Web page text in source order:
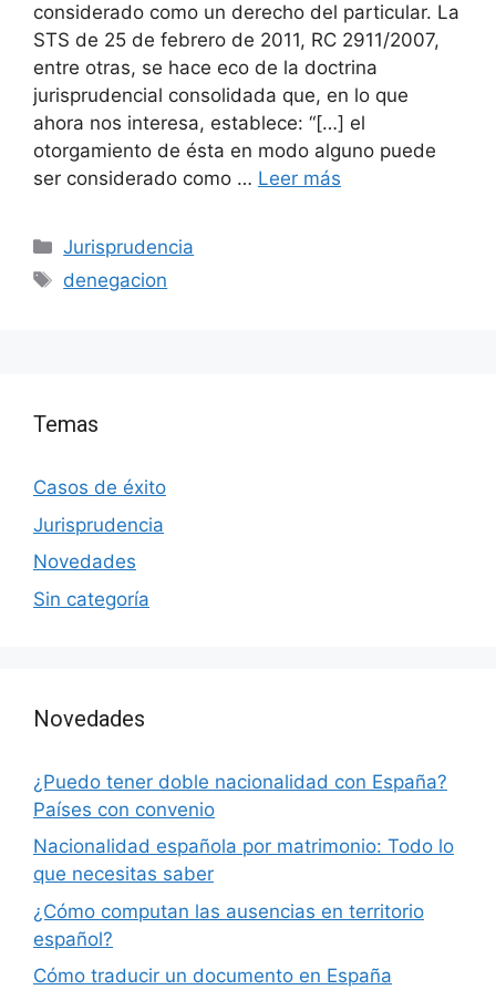
considerado como un derecho del particular. La
STS de 25 de febrero de 2011, RC 2911/2007,
entre otras, se hace eco de la doctrina
jurisprudencial consolidada que, en lo que
ahora nos interesa, establece: “[…] el
otorgamiento de ésta en modo alguno puede
ser considerado como … Leer más
Categorías
Jurisprudencia
Etiquetas
denegacion
Temas
Casos de éxito
Jurisprudencia
Novedades
Sin categoría
Novedades
¿Puedo tener doble nacionalidad con España?
Países con convenio
Nacionalidad española por matrimonio: Todo lo
que necesitas saber
¿Cómo computan las ausencias en territorio
español?
Cómo traducir un documento en España